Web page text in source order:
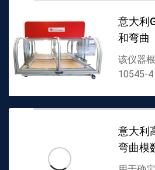
付（fù
进行（
对...
意大利
和弯曲
Flexi
该仪器
10545-
（yí）器
的可抽
意大利
弯曲模
3000 –